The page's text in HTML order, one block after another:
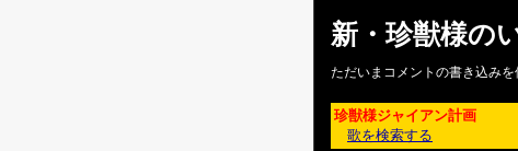
新・珍獣様の
ただいまコメントの書き込み
珍獣様ジャイアン計画
歌を検索する